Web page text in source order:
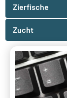
Zierfische
Zucht